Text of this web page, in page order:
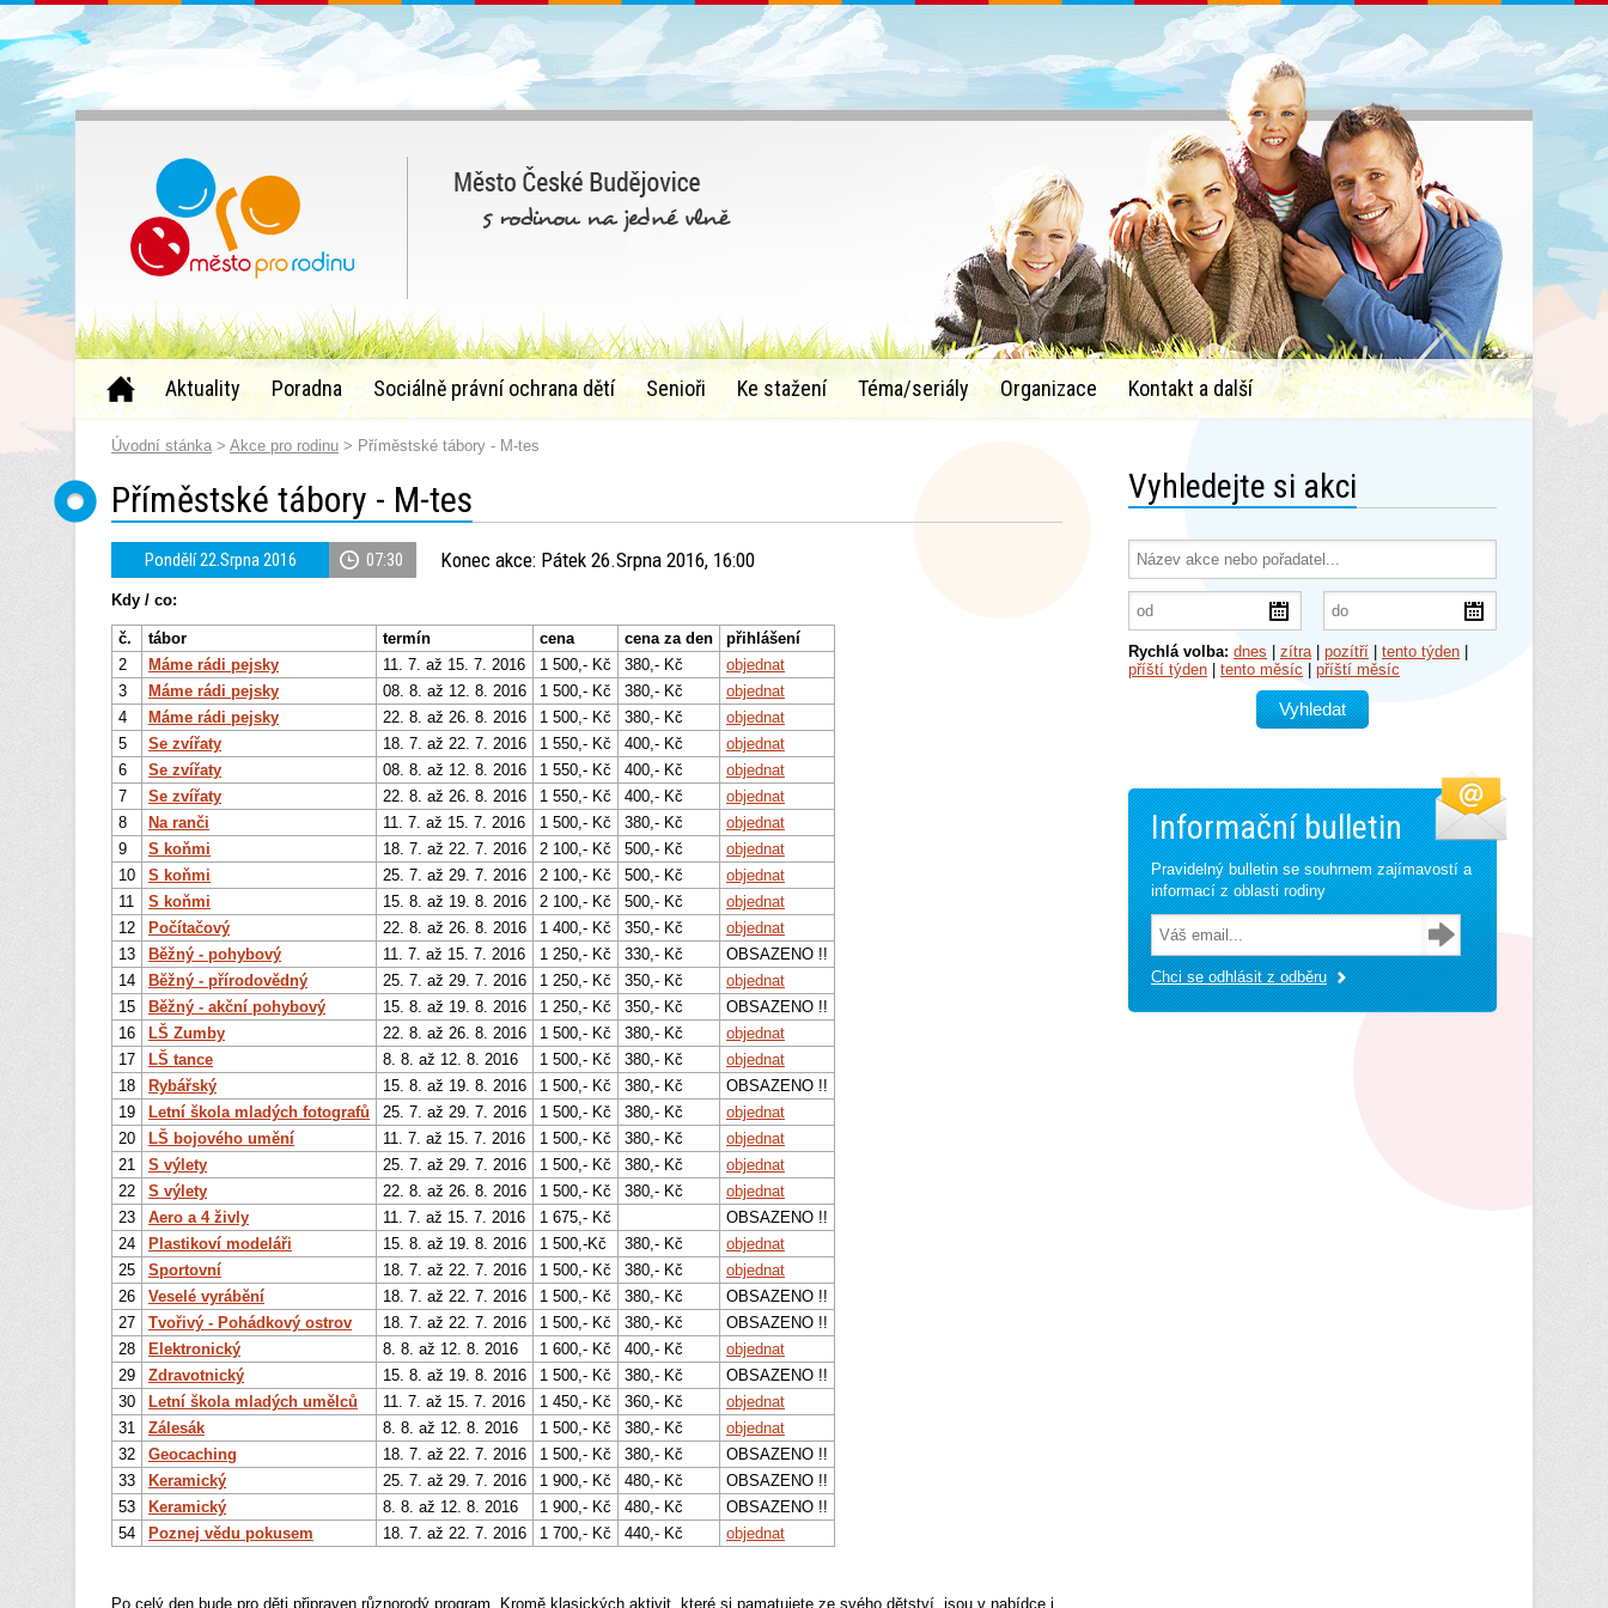
Aktuality Poradna Sociálně právní ochrana dětí Senioři Ke stažení Téma/seriály Organizace Kontakt a další
Úvodní stánka > Akce pro rodinu > Příměstské tábory - M-tes
Příměstské tábory - M-tes
Pondělí 22.Srpna 2016 07:30 Konec akce: Pátek 26.Srpna 2016, 16:00
Kdy / co:
č. tábor termín cena cena za den
přihlášení
2
Máme rádi pejsky 11. 7. až 15. 7. 2016 1 500,- Kč 380,- Kč
objednat
3
Máme rádi pejsky 08. 8. až 12. 8. 2016 1 500,- Kč 380,- Kč
objednat
4
Máme rádi pejsky 22. 8. až 26. 8. 2016 1 500,- Kč 380,- Kč
objednat
5
Se zvířaty 18. 7. až 22. 7. 2016 1 550,- Kč 400,- Kč
objednat
6
Se zvířaty 08. 8. až 12. 8. 2016 1 550,- Kč 400,- Kč
objednat
7
Se zvířaty 22. 8. až 26. 8. 2016 1 550,- Kč 400,- Kč
objednat
8
Na ranči 11. 7. až 15. 7. 2016 1 500,- Kč 380,- Kč
objednat
9
S koňmi 18. 7. až 22. 7. 2016 2 100,- Kč 500,- Kč
objednat
10
S koňmi 25. 7. až 29. 7. 2016 2 100,- Kč 500,- Kč
objednat
11
S koňmi 15. 8. až 19. 8. 2016 2 100,- Kč 500,- Kč
objednat
12
Počítačový 22. 8. až 26. 8. 2016 1 400,- Kč 350,- Kč
objednat
13
Běžný - pohybový 11. 7. až 15. 7. 2016 1 250,- Kč 330,- Kč
OBSAZENO !!
14
Běžný - přírodovědný 25. 7. až 29. 7. 2016 1 250,- Kč 350,- Kč
objednat
15
Běžný - akční pohybový 15. 8. až 19. 8. 2016 1 250,- Kč 350,- Kč
OBSAZENO !!
16
LŠ Zumby 22. 8. až 26. 8. 2016 1 500,- Kč 380,- Kč
objednat
17
LŠ tance 8. 8. až 12. 8. 2016 1 500,- Kč 380,- Kč
objednat
18
Rybářský 15. 8. až 19. 8. 2016 1 500,- Kč 380,- Kč
OBSAZENO !!
19
Letní škola mladých fotografů 25. 7. až 29. 7. 2016 1 500,- Kč 380,- Kč
objednat
20
LŠ bojového umění 11. 7. až 15. 7. 2016 1 500,- Kč 380,- Kč
objednat
21
S výlety 25. 7. až 29. 7. 2016 1 500,- Kč 380,- Kč
objednat
22
S výlety 22. 8. až 26. 8. 2016 1 500,- Kč 380,- Kč
objednat
23
Aero a 4 živly 11. 7. až 15. 7. 2016 1 675,- Kč
OBSAZENO !!
24
Plastikoví modeláři 15. 8. až 19. 8. 2016 1 500,-Kč 380,- Kč
objednat
25
Sportovní 18. 7. až 22. 7. 2016 1 500,- Kč 380,- Kč
objednat
26
Veselé vyrábění 18. 7. až 22. 7. 2016 1 500,- Kč 380,- Kč
OBSAZENO !!
27
Tvořivý - Pohádkový ostrov 18. 7. až 22. 7. 2016 1 500,- Kč 380,- Kč
OBSAZENO !!
28
Elektronický 8. 8. až 12. 8. 2016 1 600,- Kč 400,- Kč
objednat
29
Zdravotnický 15. 8. až 19. 8. 2016 1 500,- Kč 380,- Kč
OBSAZENO !!
30
Letní škola mladých umělců 11. 7. až 15. 7. 2016 1 450,- Kč 360,- Kč
objednat
31
Zálesák 8. 8. až 12. 8. 2016 1 500,- Kč 380,- Kč
objednat
32
Geocaching 18. 7. až 22. 7. 2016 1 500,- Kč 380,- Kč
OBSAZENO !!
33
Keramický 25. 7. až 29. 7. 2016 1 900,- Kč 480,- Kč
OBSAZENO !!
53
Keramický 8. 8. až 12. 8. 2016 1 900,- Kč 480,- Kč
OBSAZENO !!
54
Poznej vědu pokusem 18. 7. až 22. 7. 2016 1 700,- Kč 440,- Kč objednat
Po celý den bude pro děti připraven různorodý program. Kromě klasických aktivit, které si pamatujete ze svého dětství, jsou v nabídce i
Vyhledejte si akci
Rychlá volba: dnes zítra| pozítří tento týden
příští týden
tento měsíc příští měsíc
Informační bulletin
Pravidelný bulletin se souhrnem zajímavostí a
informací z oblasti rodiny
Chci se odhlásit z odběru